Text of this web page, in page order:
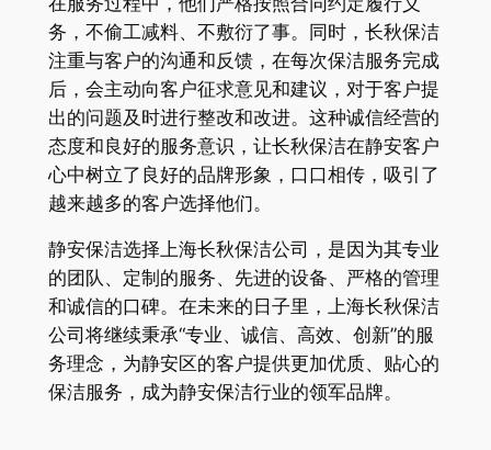
务，不偷工减料、不敷衍了事。同时，长秋保洁
注重与客户的沟通和反馈，在每次保洁服务完成
后，会主动向客户征求意见和建议，对于客户提
出的问题及时进行整改和改进。这种诚信经营的
态度和良好的服务意识，让长秋保洁在静安客户
心中树立了良好的品牌形象，口口相传，吸引了
越来越多的客户选择他们。
静安保洁选择上海长秋保洁公司，是因为其专业
的团队、定制的服务、先进的设备、严格的管理
和诚信的口碑。在未来的日子里，上海长秋保洁
公司将继续秉承“专业、诚信、高效、创新”的服
务理念，为静安区的客户提供更加优质、贴心的
保洁服务，成为静安保洁行业的领军品牌。